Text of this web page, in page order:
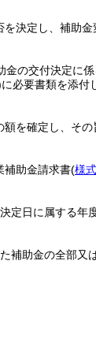
決定し、補助
の交付決定に
に必要書類を添付
を確定し、そ
補助金請求書(様
定日に属する年
補助金の全部又